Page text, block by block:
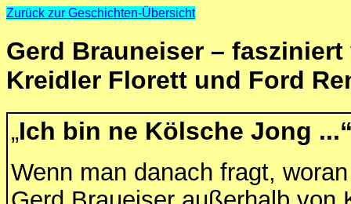
Zurück zur Geschichten-Übersicht
Gerd Brauneiser – fasziniert
Kreidler Florett und Ford
„Ich bin ne Kölsche Jong
Wenn man danach fragt,